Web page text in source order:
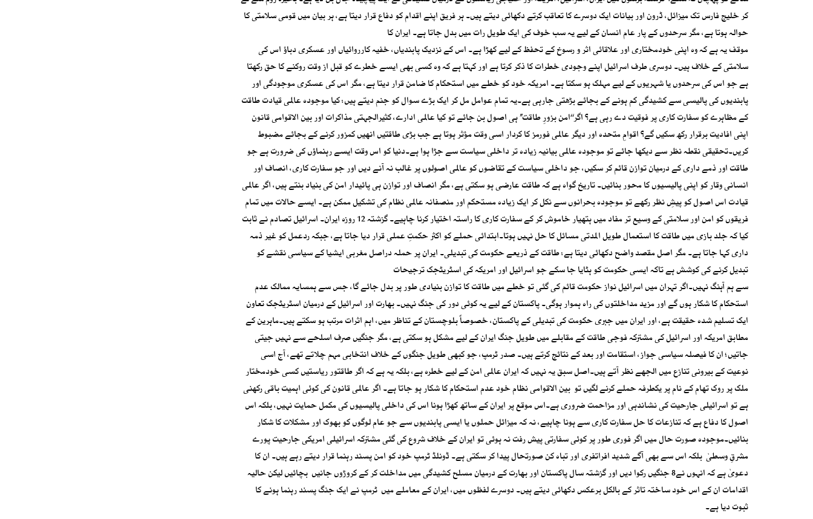
کر خلیج فارس تک میزائل، ڈرون اور بیانات ایک دوسرے کا تعاقب کرتے دکھائی دیتے ہیں۔ ہر فریق اپنے اقدام کو دفاع قرار دیتا ہے، ہر بیان میں قومی سلامتی کا
حوالہ ہوتا ہے، مگر سرحدوں کے پار عام انسان کے لیے یہ سب خوف کی ایک طویل رات میں بدل جاتا ہے۔ ایران کا
موقف یہ ہے کہ وہ اپنی خودمختاری اور علاقائی اثر و رسوخ کے تحفظ کے لیے کھڑا ہے۔ اس کے نزدیک پابندیاں، خفیہ کارروائیاں اور عسکری دباؤ اس کی
سلامتی کے خلاف ہیں۔ دوسری طرف اسرائیل اپنے وجودی خطرات کا ذکر کرتا ہے اور کہتا ہے کہ وہ کسی بھی ایسے خطرے کو قبل از وقت روکنے کا حق رکھتا
ہے جو اس کی سرحدوں یا شہریوں کے لیے مہلک ہو سکتا ہے۔ امریکہ خود کو خطے میں استحکام کا ضامن قرار دیتا ہے، مگر اس کی عسکری موجودگی اور
پابندیوں کی پالیسی سے کشیدگی کم ہونے کے بجائے بڑھتی جارہی ہے۔یہ تمام عوامل مل کر ایک بڑے سوال کو جنم دیتے ہیں: کیا موجودہ عالمی قیادت طاقت
کے مظاہرے کو سفارت کاری پر فوقیت دے رہی ہے؟ اگر‘‘امن بزورِ طاقت’’ ہی اصول بن جائے تو کیا عالمی ادارے، کثیرالجہتی مذاکرات اور بین الاقوامی قانون
اپنی افادیت برقرار رکھ سکیں گے؟ اقوامِ متحدہ اور دیگر عالمی فورمز کا کردار اسی وقت مؤثر ہوتا ہے جب بڑی طاقتیں انھیں کمزور کرنے کے بجائے مضبوط
کریں۔تحقیقی نقطہ نظر سے دیکھا جائے تو موجودہ عالمی بیانیہ زیادہ تر داخلی سیاست سے جڑا ہوا ہے۔دنیا کو اس وقت ایسے رہنماؤں کی ضرورت ہے جو
طاقت اور ذمے داری کے درمیان توازن قائم کر سکیں، جو داخلی سیاست کے تقاضوں کو عالمی اصولوں پر غالب نہ آنے دیں اور جو سفارت کاری، انصاف اور
انسانی وقار کو اپنی پالیسیوں کا محور بنائیں۔ تاریخ گواہ ہے کہ طاقت عارضی ہو سکتی ہے، مگر انصاف اور توازن ہی پائیدار امن کی بنیاد بنتے ہیں، اگر عالمی
قیادت اس اصول کو پیشِ نظر رکھے تو موجودہ بحرانوں سے نکل کر ایک زیادہ مستحکم اور منصفانہ عالمی نظام کی تشکیل ممکن ہے۔ ایسے حالات میں تمام
فریقوں کو امن اور سلامتی کے وسیع تر مفاد میں ہتھیار خاموش کر کے سفارت کاری کا راستہ اختیار کرنا چاہیے۔ گزشتہ 12 روزہ ایران۔ اسرائیل تصادم نے ثابت
کیا کہ جلد بازی میں طاقت کا استعمال طویل المدتی مسائل کا حل نہیں ہوتا۔ابتدائی حملے کو اکثر حکمتِ عملی قرار دیا جاتا ہے، جبکہ ردعمل کو غیر ذمہ
داری کہا جاتا ہے۔ مگر اصل مقصد واضح دکھائی دیتا ہے: طاقت کے ذریعے حکومت کی تبدیلی۔ ایران پر حملہ دراصل مغربی ایشیا کے سیاسی نقشے کو
تبدیل کرنے کی کوشش ہے تاکہ ایسی حکومت کو ہٹایا جا سکے جو اسرائیل اور امریکہ کی اسٹریٹجک ترجیحات
سے ہم آہنگ نہیں۔اگر تہران میں اسرائیل نواز حکومت قائم کی گئی تو خطے میں طاقت کا توازن بنیادی طور پر بدل جائے گا، جس سے ہمسایہ ممالک عدم
استحکام کا شکار ہوں گے اور مزید مداخلتوں کی راہ ہموار ہوگی۔ پاکستان کے لیے یہ کوئی دور کی جنگ نہیں۔ بھارت اور اسرائیل کے درمیان اسٹریٹجک تعاون
ایک تسلیم شدہ حقیقت ہے، اور ایران میں جبری حکومت کی تبدیلی کے پاکستان، خصوصاً بلوچستان کے تناظر میں، اہم اثرات مرتب ہو سکتے ہیں۔ماہرین کے
مطابق امریکہ اور اسرائیل کی مشترکہ فوجی طاقت کے مقابلے میں طویل جنگ ایران کے لیے مشکل ہو سکتی ہے، مگر جنگیں صرف اسلحے سے نہیں جیتی
جاتیں؛ ان کا فیصلہ سیاسی جواز، استقامت اور بعد کے نتائج کرتے ہیں۔ صدر ٹرمپ، جو کبھی طویل جنگوں کے خلاف انتخابی مہم چلاتے تھے، آج اسی
نوعیت کے بیرونی تنازع میں الجھے نظر آتے ہیں۔اصل سبق یہ نہیں کہ ایران عالمی امن کے لیے خطرہ ہے، بلکہ یہ ہے کہ اگر طاقتور ریاستیں کسی خودمختار
ملک پر روک تھام کے نام پر یکطرفہ حملے کرنے لگیں تو بین الاقوامی نظام خود عدم استحکام کا شکار ہو جاتا ہے۔ اگر عالمی قانون کی کوئی اہمیت باقی رکھنی
ہے تو اسرائیلی جارحیت کی نشاندہی اور مزاحمت ضروری ہے۔اس موقع پر ایران کے ساتھ کھڑا ہونا اس کی داخلی پالیسیوں کی مکمل حمایت نہیں، بلکہ اس
اصول کا دفاع ہے کہ تنازعات کا حل سفارت کاری سے ہونا چاہیے، نہ کہ میزائل حملوں یا ایسی پابندیوں سے جو عام لوگوں کو بھوک اور مشکلات کا شکار
بنائیں۔موجودہ صورت حال میں اگر فوری طور پر کوئی سفارتی پیش رفت نہ ہوئی تو ایران کے خلاف شروع کی گئی مشترکہ اسرائیلی امریکی جارحیت پورے
مشرقِ وسطیٰ بلکہ اس سے بھی آگے شدید افراتفری اور تباہ کن صورتحال پیدا کر سکتی ہے۔ ڈونلڈ ٹرمپ خود کو امن پسند رہنما قرار دیتے رہے ہیں۔ ان کا
دعویٰ ہے کہ انہوں نے8 جنگیں رکوا دیں اور گزشتہ سال پاکستان اور بھارت کے درمیان مسلح کشیدگی میں مداخلت کر کے کروڑوں جانیں بچائیں لیکن حالیہ
اقدامات ان کے اس خود ساختہ تاثر کے بالکل برعکس دکھائی دیتے ہیں۔ دوسرے لفظوں میں، ایران کے معاملے میں ٹرمپ نے ایک جنگ پسند رہنما ہونے کا
ثبوت دیا ہے۔